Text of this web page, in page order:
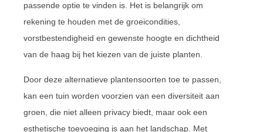
passende optie te vinden is. Het is belangrijk om
rekening te houden met de groeicondities,
vorstbestendigheid en gewenste hoogte en dichtheid
van de haag bij het kiezen van de juiste planten.
Door deze alternatieve plantensoorten toe te passen,
kan een tuin worden voorzien van een diversiteit aan
groen, die niet alleen privacy biedt, maar ook een
esthetische toevoeging is aan het landschap. Met